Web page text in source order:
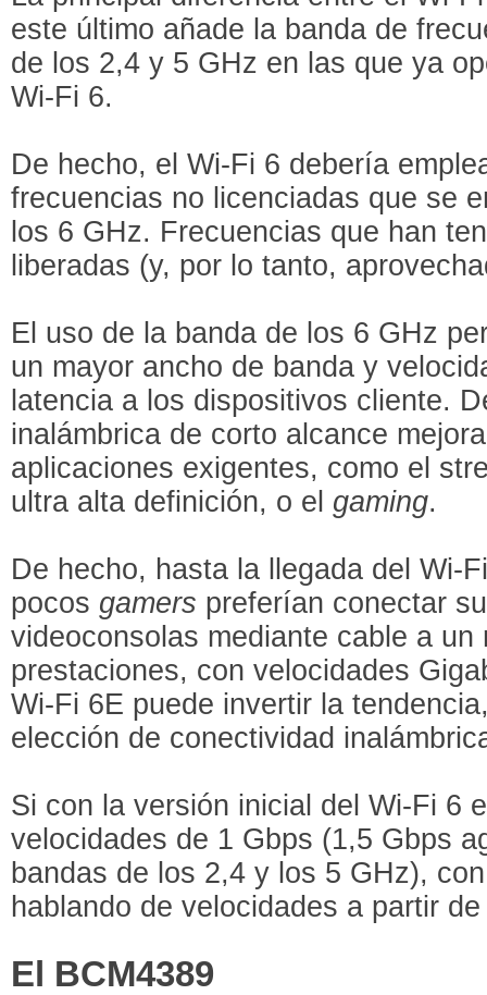
este último añade la banda de
de los 2,4 y 5 GHz en las que ya
Wi-Fi 6.
De hecho, el Wi-Fi 6 debería
frecuencias no licenciadas que se
los 6 GHz. Frecuencias que han
liberadas (y, por lo tanto,
El uso de la banda de los 6 GHz
un mayor ancho de banda y
latencia a los dispositivos cliente.
inalámbrica de corto alcance
aplicaciones exigentes, como el
ultra alta definición, o el gaming.
De hecho, hasta la llegada del Wi-
pocos gamers preferían conectar
videoconsolas mediante cable a un
prestaciones, con velocidades
Wi-Fi 6E puede invertir la
elección de conectividad
Si con la versión inicial del Wi-Fi 6
velocidades de 1 Gbps (1,5 Gbps
bandas de los 2,4 y los 5 GHz),
hablando de velocidades a partir
El BCM4389